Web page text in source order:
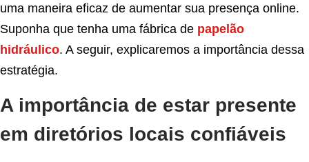
uma maneira eficaz de aumentar sua presença online.
Suponha que tenha uma fábrica de papelão
hidráulico. A seguir, explicaremos a importância dessa
estratégia.
A importância de estar presente
em diretórios locais confiáveis